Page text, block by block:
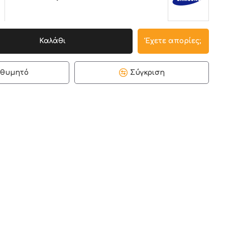
Καλάθι Έχετε απορίες;
Σύγκριση